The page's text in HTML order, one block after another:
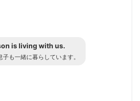
is living with us.
子も一緒に暮らしています。